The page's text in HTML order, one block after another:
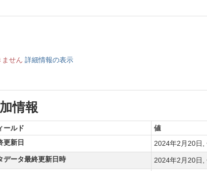
せん 詳細情報の表示
でエラーが発生しています (Data transformation failed.
情報
ールド
値
更新日
2024年2月20日
データ最終更新日時
2024年2月20日